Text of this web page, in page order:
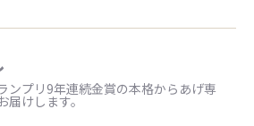
ンプリ9年連続金賞の本格からあげ専
届けします。